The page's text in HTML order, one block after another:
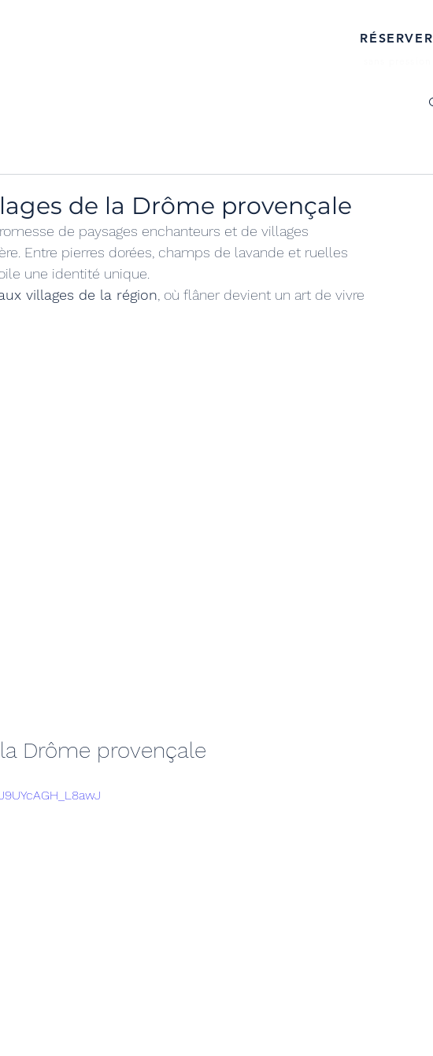
RÉSERVER
de la Drôme provençale
de paysages enchanteurs et de villages
Entre pierres dorées, champs de lavande et ruelles
une identité unique.
villages de la région , où flâner devient un art de vivre
Drôme provençale